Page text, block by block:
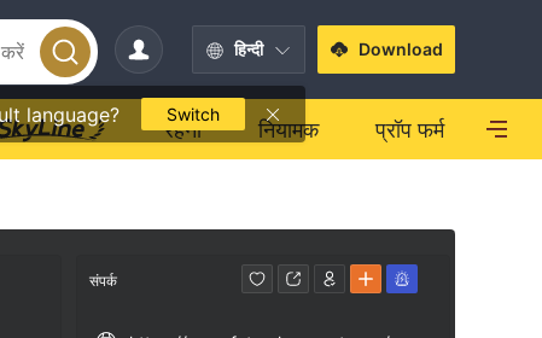
हिन्दी
language? Switch
Download
रहना नियामक प्रॉप फर्म
संपर्क